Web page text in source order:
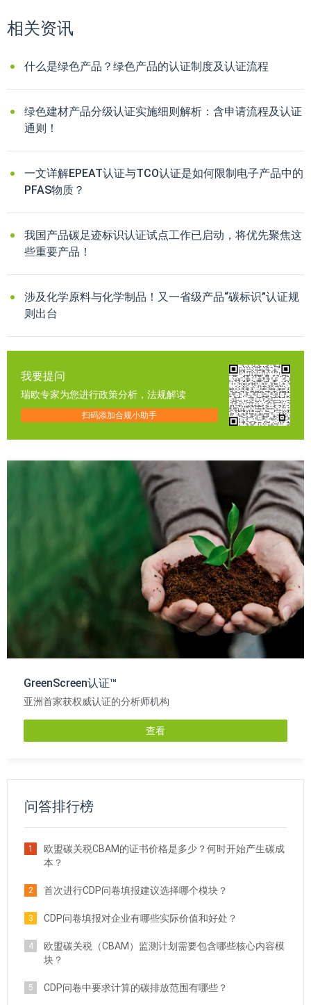
相关资讯
什么是绿色产品？绿色产品的认证制度及认证流程
绿色建材产品分级认证实施细则解析：含申请流程及认证
通则！
一文详解EPEAT认证与TCO认证是如何限制电子产品中的
PFAS物质？
我国产品碳足迹标识认证试点工作已启动，将优先聚焦这
些重要产品！
涉及化学原料与化学制品！又一省级产品“碳标识”认证规
则出台
我要提问
瑞欧专家为您进行政策分析，法规解读
扫码添加合规小助手
GreenScreen认证™
亚洲首家获权威认证的分析师机构
查看
问答排行榜
1
欧盟碳关税CBAM的证书价格是多少？何时开始产生碳成
本？
2 首次进行CDP问卷填报建议选择哪个模块？
3 CDP问卷填报对企业有哪些实际价值和好处？
4
欧盟碳关税（CBAM）监测计划需要包含哪些核心内容模
块？
5 CDP问卷中要求计算的碳排放范围有哪些？